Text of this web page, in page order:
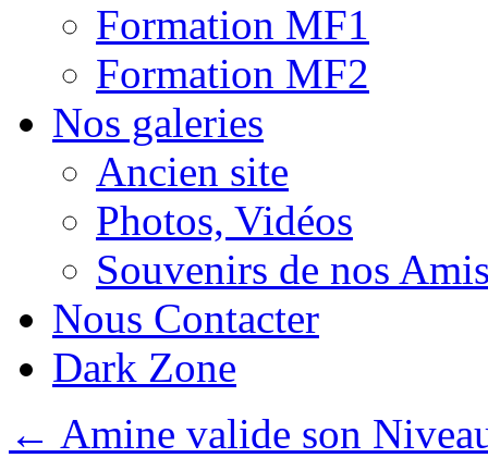
Formation MF1
Formation MF2
Nos galeries
Ancien site
Photos, Vidéos
Souvenirs de nos
Nous Contacter
Dark Zone
← Amine valide son